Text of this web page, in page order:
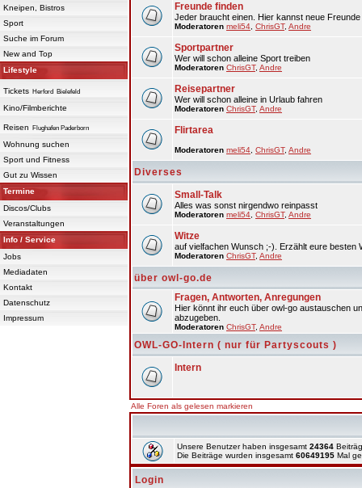
Kneipen, Bistros
Sport
Suche im Forum
New and Top
Lifestyle
Tickets Herford Bielefeld
Kino/Filmberichte
Reisen Flughafen Paderborn
Wohnung suchen
Sport und Fitness
Gut zu Wissen
Termine
Discos/Clubs
Veranstaltungen
Info / Service
Jobs
Mediadaten
Kontakt
Datenschutz
Impressum
Freunde finden
Jeder braucht einen. Hier kannst neue Freunde
Moderatoren meli54 ChrisGT, Andre
Sportpartner
Wer will schon alleine Sport treiben
Moderatoren ChrisGT, Andre
Reisepartner
Wer will schon alleine in Urlaub fahren
Moderatoren ChrisGT, Andre
Flirtarea
Moderatoren meli54 ChrisGT, Andre
Diverses
Small-Talk
Alles was sonst nirgendwo reinpasst
Moderatoren meli54 ChrisGT, Andre
Witze
auf vielfachen Wunsch ;-). Erzählt eure besten
Moderatoren ChrisGT, Andre
über owl-go.de
Fragen, Antworten, Anregungen
Hier könnt ihr euch über owl-go austauschen
abzugeben.
Moderatoren ChrisGT, Andre
OWL-GO-Intern ( nur für Partyscouts )
Intern
Alle Foren als gelesen markieren
Unsere Benutzer haben insgesamt 24364
Die Beiträge wurden insgesamt 60649195 Mal
Login